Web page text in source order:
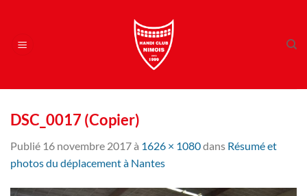
contenu
DSC_0017 (Copier)
Publié 16 novembre 2017à 1626 × 1080dans Résumé et
photos du déplacement à Nantes